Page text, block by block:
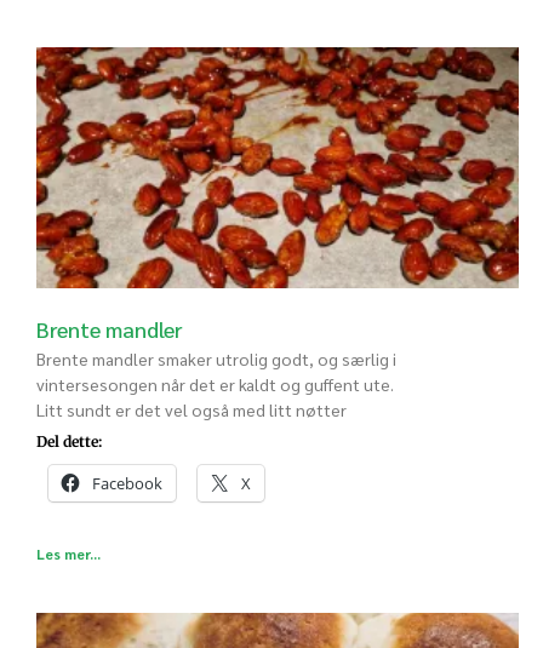
Brente mandler
Brente mandler smaker utrolig godt, og særlig i
vintersesongen når det er kaldt og guffent ute.
Litt sundt er det vel også med litt nøtter
Del dette:
Facebook X
Les mer...